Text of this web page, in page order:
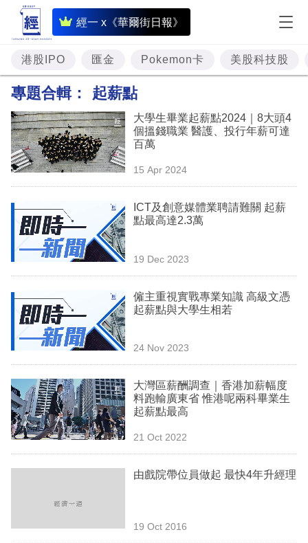
經一 x《華爾街日報》
即
時
財
經
題
投
資
理
業
科
技
職
場
生
港股IPO 匯金 Pokemon卡 美股科技股
專題合輯： 起薪點
大學生畢業起薪點2024｜8大頭4
個搵錢職業 醫護、投行年薪可達
百萬
15 Apr 2024
ICT及創意媒體業聘請難關 起薪
點最高達2.3萬
19 Dec 2023
僱主重視實戰專業知識 高級文憑
起薪點與大學生相若
24 Nov 2023
大灣區薪酬調查｜香港加薪幅度
料跑輸廣東省 惟港呢兩科畢業生
起薪點最高
21 Oct 2022
由戲院帶位員做起 最快4年升經理
19 Oct 2016